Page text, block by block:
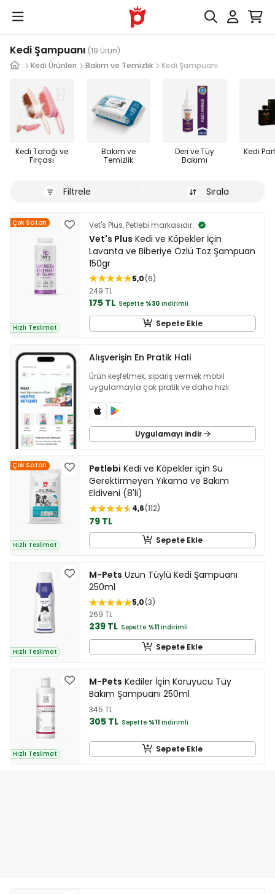
Kedi Şampuanı (19 Ürün)
Kedi Ürünleri
Bakım ve Temizlik Kedi Şampuanı
Kedi Tarağı ve
Fırçası
Bakım ve
Temizlik
Deri ve Tüy
Bakımı
Kedi
Filtrele Sırala
Çok Satan
Hızlı Teslimat
Vet's Plus, Petlebi markasıdır.
Vet's Plus Kedi ve Köpekler İçin
Lavanta ve Biberiye Özlü Toz Şampuan
150gr
5,0 6
249 TL
175 TL Sepette %30 indirimli
Sepete Ekle
Alışverişin En Pratik Hali
Ürün keşfetmek, sipariş vermek mobil
uygulamayla çok pratik ve daha hızlı.
Uygulamayı indir
Çok Satan
Hızlı Teslimat
Petlebi Kedi ve Köpekler için Su
Gerektirmeyen Yıkama ve Bakım
Eldiveni (8'li)
4,6 112
79 TL
Sepete Ekle
Hızlı Teslimat
M-Pets Uzun Tüylü Kedi Şampuanı
250ml
5,0 3
269 TL
239 TL Sepette %11 indirimli
Sepete Ekle
Hızlı Teslimat
M-Pets Kediler İçin Koruyucu Tüy
Bakım Şampuanı 250ml
345 TL
305 TL Sepette %11 indirimli
Sepete Ekle